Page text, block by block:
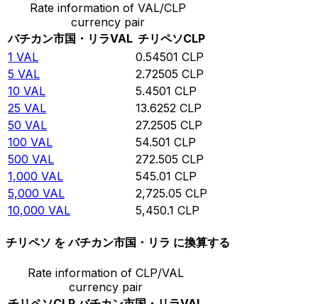
Rate information of VAL/CLP
currency pair
バチカン市国・リラVAL チリペソCLP
1 VAL 0.54501 CLP
5 VAL 2.72505 CLP
10 VAL 5.4501 CLP
25 VAL 13.6252 CLP
50 VAL 27.2505 CLP
100 VAL 54.501 CLP
500 VAL 272.505 CLP
1,000 VAL 545.01 CLP
5,000 VAL 2,725.05 CLP
10,000 VAL 5,450.1 CLP
チリペソ を バチカン市国・リラ に換算する
Rate information of CLP/VAL
currency pair